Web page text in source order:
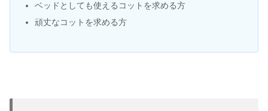
ベッドとしても使えるコットを求める方
頑丈なコットを求める方